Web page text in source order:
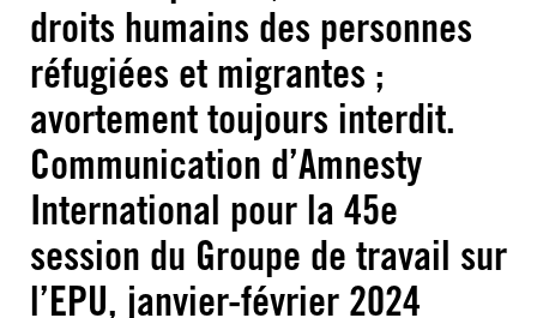
droits humains des personnes
réfugiées et migrantes ;
avortement toujours interdit.
Communication d’Amnesty
International pour la 45e
session du Groupe de travail sur
l’EPU, janvier-février 2024